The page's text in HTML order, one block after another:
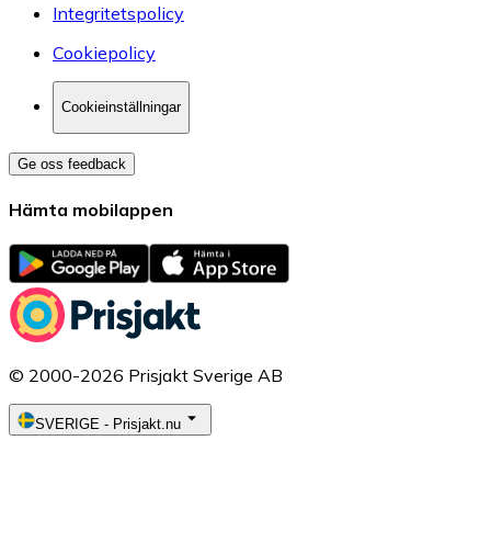
Integritetspolicy
Cookiepolicy
Cookieinställningar
Ge oss feedback
Hämta mobilappen
© 2000-2026 Prisjakt Sverige AB
SVERIGE - Prisjakt.nu